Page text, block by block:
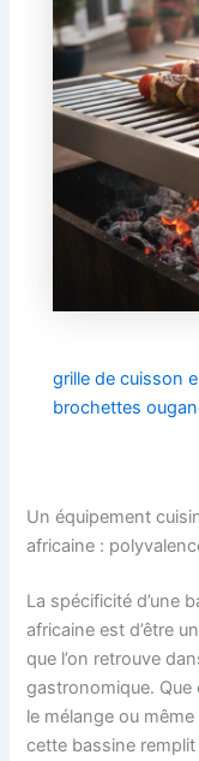
grille de cuisson
brochettes
Un équipement
africaine :
La spécificité d’une
africaine est d’être
que l’on retrouve
gastronomique. Que
le mélange ou
cette bassine